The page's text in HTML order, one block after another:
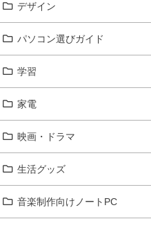
デザイン
パソコン選びガイド
学習
家電
映画・ドラマ
生活グッズ
音楽制作向けノートPC